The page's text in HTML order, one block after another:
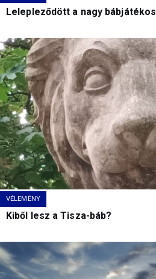
Lelepleződött a nagy bábjátékos
VÉLEMÉNY
Kiből lesz a Tisza-báb?